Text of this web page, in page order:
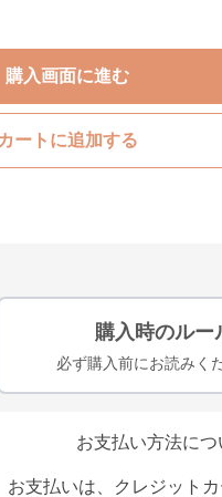
購入画面に進む
カートに追加する
購入時のルー
必ず購入前にお読みく
お支払い方法につ
お支払いは、クレジット